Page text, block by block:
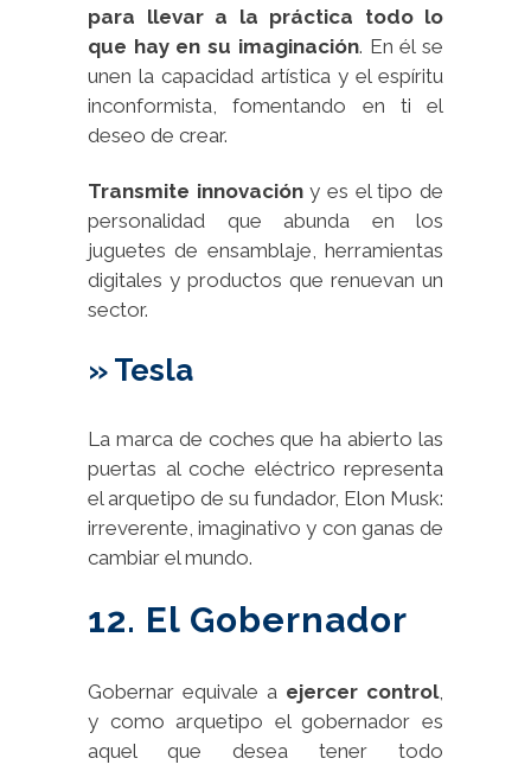
para llevar a la práctica todo lo
que hay en su imaginación. En él se
unen la capacidad artística y el espíritu
inconformista, fomentando en ti el
deseo de crear.
Transmite innovacióny es el tipo de
personalidad que abunda en los
juguetes de ensamblaje, herramientas
digitales y productos que renuevan un
sector.
» Tesla
La marca de coches que ha abierto las
puertas al coche eléctrico representa
el arquetipo de su fundador, Elon Musk:
irreverente, imaginativo y con ganas de
cambiar el mundo.
12. El Gobernador
Gobernar equivale a ejercer control,
y como arquetipo el gobernador es
aquel que desea tener todo